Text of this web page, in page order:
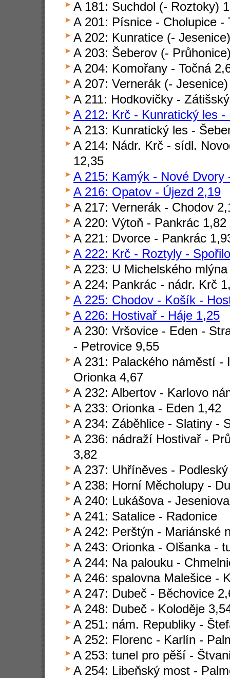
A 181: Suchdol (- Roztoky)
A 201: Písnice - Cholupice -
A 202: Kunratice (-
A 203: Šeberov (-
A 204: Komořany - Točná
A 207: Vernerák (-
A 211: Hodkovičky -
A 212: Krč - Kunratický les -
A 213: Kunratický les -
A 214: Nádr. Krč - sídl.
12,35
A 215: Kamýk - Nové
A 216: Opatov - Újezd 2,19
A 217: Vernerák - Chodov
A 220: Výtoň - Pankrác 1,82
A 221: Dvorce - Pankrác
A 222: Krč - Roztyly -
A 223: U Michelského
A 224: Pankrác - nádr. Krč
A 225: Chodov - Košík -
A 226: Hostivař - Háje 1,25
A 230: Vršovice - Eden -
- Petrovice 9,55
A 231: Palackého náměstí -
Orionka 4,67
A 232: Albertov - Karlovo
A 233: Orionka - Eden 1,42
A 234: Záběhlice - Slatiny -
A 236: nádraží Hostivař -
3,82
A 237: Uhříněves -
A 238: Horní Měcholupy -
A 240: Lukášova -
A 241: Satalice - Radonice
A 242: Perštýn - Mariánské
A 243: Orionka - Olšanka -
A 244: Na palouku -
A 246: spalovna Malešice -
A 247: Dubeč - Běchovice
A 248: Dubeč - Koloděje
A 251: nám. Republiky -
A 252: Florenc - Karlín -
A 253: tunel pro pěší -
A 254: Libeňský most -